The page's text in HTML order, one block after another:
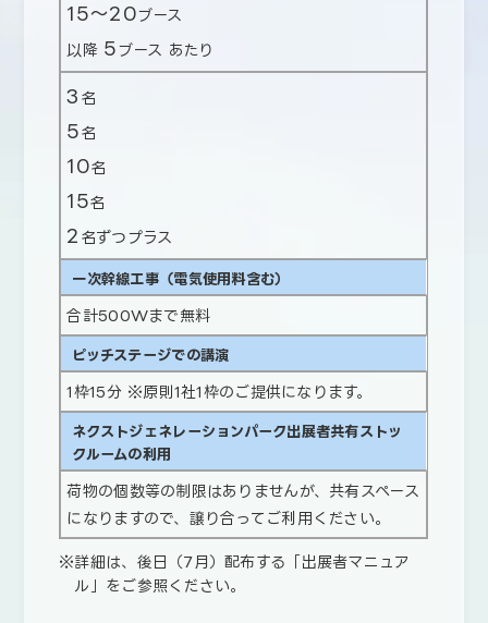
15～20ブース
以降 5 ブース あたり
3 名
5 名
10名
15名
2 名ずつプラス
一次幹線工事（電気使用料含む）
合計500Wまで無料
ピッチステージでの講演
1枠15分 ※原則1社1枠のご提供になります。
ネクストジェネレーションパーク出展者共有ストッ
クルームの利用
荷物の個数等の制限はありませんが、共有スペース
になりますので、譲り合ってご利用ください。
詳細は、後日（7月）配布する「出展者マニュア
ル」をご参照ください。